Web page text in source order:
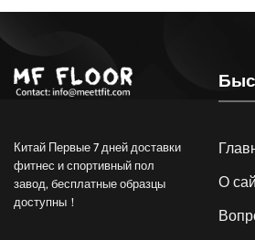
Китай Первые 7 дней доставки
фитнес и спортивный пол
завод, бесплатные образцы
доступны！
О